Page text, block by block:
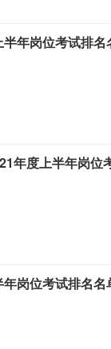
年岗位考试排名
年度上半年岗位
岗位考试排名名